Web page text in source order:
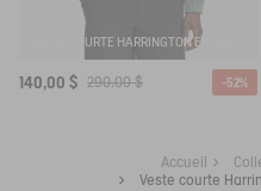
140,00 $ 290,00 $ -52%
Accueil
Veste courte